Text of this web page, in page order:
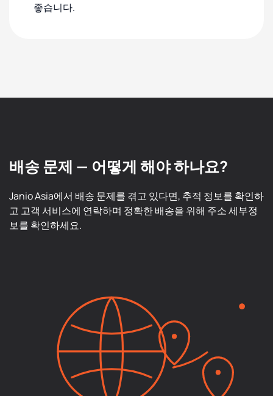
좋습니다.
배송 문제 — 어떻게 해야 하나요?
Janio Asia에서 배송 문제를 겪고 있다면, 추적 정보를 확인하
고 고객 서비스에 연락하며 정확한 배송을 위해 주소 세부정
보를 확인하세요.